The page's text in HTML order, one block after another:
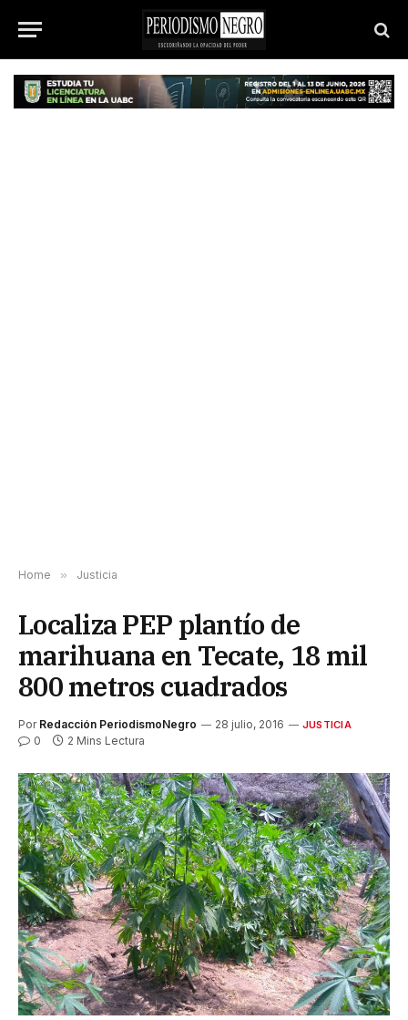
Home » Justicia
Localiza PEP plantío de
marihuana en Tecate, 18 mil
800 metros cuadrados
Por Redacción PeriodismoNegro 28 julio, 2016 JUSTICIA
0 2 Mins Lectura